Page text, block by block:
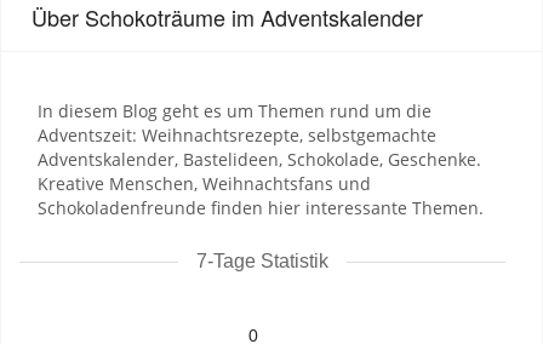
Über Schokoträume im Adventskalender
In diesem Blog geht es um Themen rund um die
Adventszeit: Weihnachtsrezepte, selbstgemachte
Adventskalender, Bastelideen, Schokolade, Geschenke.
Kreative Menschen, Weihnachtsfans und
Schokoladenfreunde finden hier interessante Themen.
7-Tage Statistik
0